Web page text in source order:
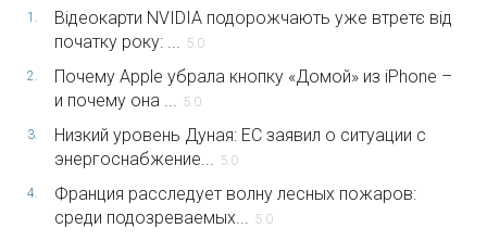
1.
Відеокарти NVIDIA подорожчають уже втретє від
початку року: ... 5.0
2.
Почему Apple убрала кнопку «Домой» из iPhone –
и почему она ... 5.0
3.
Низкий уровень Дуная: ЕС заявил о ситуации с
энергоснабжение... 5.0
4.
Франция расследует волну лесных пожаров:
среди подозреваемых... 5.0